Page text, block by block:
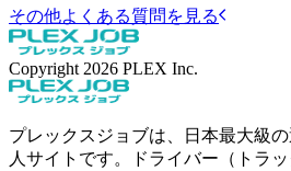
その他よくある質問を見る
Copyright 2026 PLEX Inc.
プレックスジョブは、日本最大級
人サイトです。ドライバー（トラ